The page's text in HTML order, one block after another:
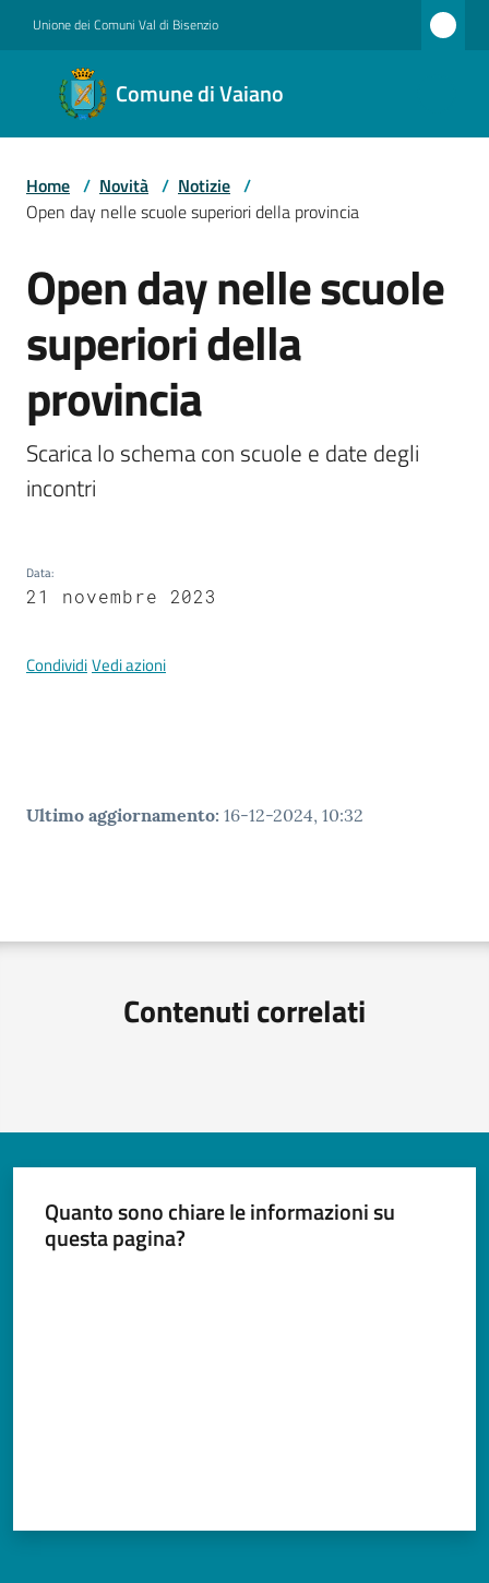
Unione dei Comuni Val di Bisenzio
Comune di Vaiano
Comune
di
Vaiano
Novità
Servizi
Documenti
Seguici
Home / Novità / Notizie /
Open day nelle scuole superiori della provincia
Salta al contenuto
Open day nelle scuole
superiori della
provincia
Scarica lo schema con scuole e date degli
incontri
Data:
21 novembre 2023
CondividiVedi azioni
Ultimo aggiornamento: 16-12-2024, 10:32
Contenuti correlati
Quanto sono chiare le informazioni su
questa pagina?